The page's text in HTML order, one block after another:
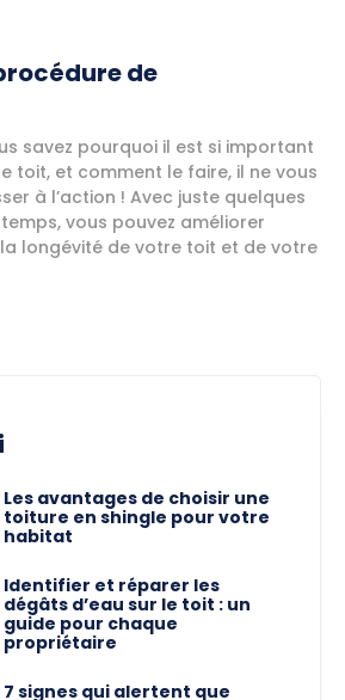
de
savez pourquoi il est si important
toit, et comment le faire, il ne vous
à l’action ! Avec juste quelques
vous pouvez améliorer
longévité de votre toit et de votre
Les avantages de choisir une
toiture en shingle pour votre
habitat
Identifier et réparer les
dégâts d’eau sur le toit : un
guide pour chaque
propriétaire
7 signes qui alertent que